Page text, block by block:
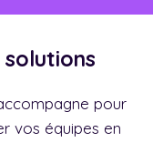
solutions
pour
vos équipes en